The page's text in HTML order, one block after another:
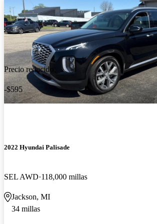
Precio reducido
-$595
2022 Hyundai Palisade
SEL AWD 118,000 millas
Jackson, MI
34 millas